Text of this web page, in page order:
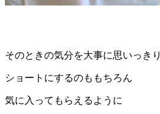
そのときの気分を大事に思いっきり
ショートにするのももちろん
気に入ってもらえるように